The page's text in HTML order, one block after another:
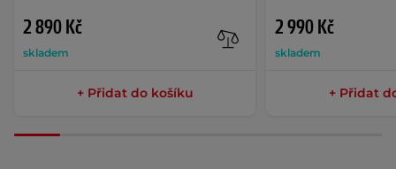
2 890 Kč
skladem
+ Přidat do košíku
2 990 Kč
skladem
+ Přidat